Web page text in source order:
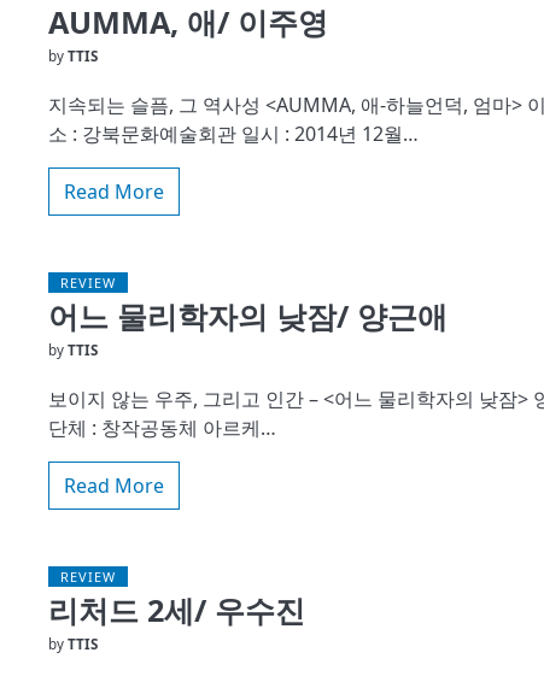
AUMMA, 애/ 이주영
by TTIS
지속되는 슬픔, 그 역사성 <AUMMA, 애-하늘언덕, 엄마>
소 : 강북문화예술회관 일시 : 2014년 12월…
Read More
REVIEW
어느 물리학자의 낮잠/ 양근애
by TTIS
보이지 않는 우주, 그리고 인간 – <어느 물리학자의 낮잠
단체 : 창작공동체 아르케…
Read More
REVIEW
리처드 2세/ 우수진
by TTIS